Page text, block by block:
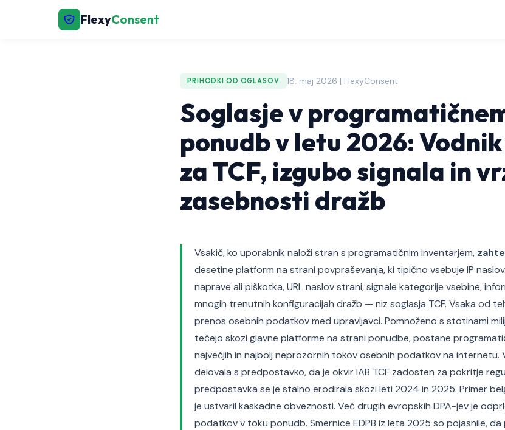
FlexyConsent
PRIHODKI OD OGLASOV 18. maj 2026 | FlexyConsent
Soglasje v
ponudb v letu 2026: Vodnik
za TCF, izgubo signala in
zasebnosti dražb
Vsakič, ko uporabnik naloži stran s programatičnim inventarjem,
desetine platform na strani povpraševanja, ki tipično vsebuje IP
naprave ali piškotka, URL naslov strani, signale kategorije vsebine,
mnogih trenutnih konfiguracijah dražb — niz soglasja TCF. Vsaka od
prenos osebnih podatkov med upravljavci. Pomnoženo s stotinami
tečejo skozi glavne platforme na strani ponudbe, postane
največjih in najbolj neprozornih tokov osebnih podatkov na internetu.
delovala s predpostavko, da je okvir IAB TCF zadosten za pokritje
predpostavka se je stalno erodirala skozi leti 2024 in 2025. Primer
je ustvaril kaskadne obveznosti. Več drugih evropskih DPA-jev je
podatkov v toku ponudb. Smernice EDPB iz leta 2025 so pojasnile,